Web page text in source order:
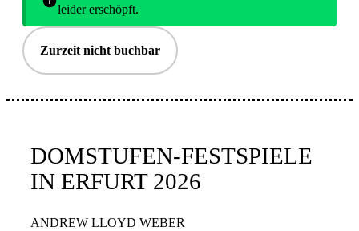
leider erschöpft.
Zurzeit nicht buchbar
DOMSTUFEN-FESTSPIELE
IN ERFURT 2026
ANDREW LLOYD WEBER